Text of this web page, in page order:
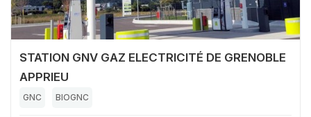
STATION GNV GAZ ELECTRICITÉ DE GRENOBLE
APPRIEU
GNC BIOGNC